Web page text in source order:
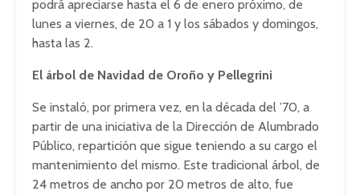
podrá apreciarse hasta el 6 de enero próximo, de
lunes a viernes, de 20 a 1 y los sábados y domingos,
hasta las 2.
El árbol de Navidad de Oroño y Pellegrini
Se instaló, por primera vez, en la década del ’70, a
partir de una iniciativa de la Dirección de Alumbrado
Público, repartición que sigue teniendo a su cargo el
mantenimiento del mismo. Este tradicional árbol, de
24 metros de ancho por 20 metros de alto, fue